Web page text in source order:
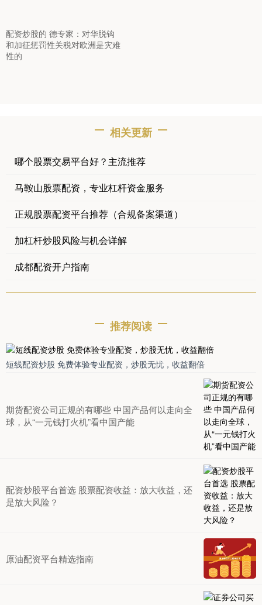
配资炒股的 德专家：对华脱钩
和加征惩罚性关税对欧洲是灾难
性的
相关更新
哪个股票交易平台好？主流推荐
马鞍山股票配资，专业杠杆资金服务
正规股票配资平台推荐（合规备案渠道）
加杠杆炒股风险与机会详解
成都配资开户指南
推荐阅读
短线配资炒股 免费体验专业配资，炒股无忧，收益翻倍
期货配资公司正规的有哪些 中国产品何以走向全
球，从“一元钱打火机”看中国产能
配资炒股平台首选 股票配资收益：放大收益，还
是放大风险？
原油配资平台精选指南